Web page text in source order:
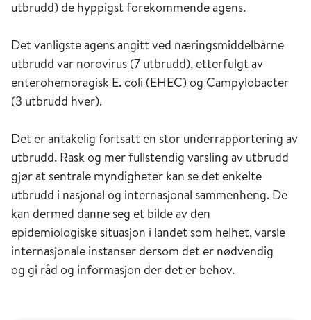
utbrudd) de hyppigst forekommende agens.
Det vanligste agens angitt ved næringsmiddelbårne
utbrudd var norovirus (7 utbrudd), etterfulgt av
enterohemoragisk E. coli (EHEC) og Campylobacter
(3 utbrudd hver).
Det er antakelig fortsatt en stor underrapportering av
utbrudd. Rask og mer fullstendig varsling av utbrudd
gjør at sentrale myndigheter kan se det enkelte
utbrudd i nasjonal og internasjonal sammenheng. De
kan dermed danne seg et bilde av den
epidemiologiske situasjon i landet som helhet, varsle
internasjonale instanser dersom det er nødvendig
og gi råd og informasjon der det er behov.